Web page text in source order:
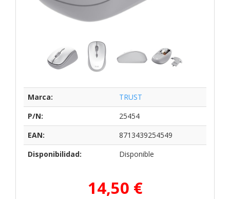
Marca:
TRUST
P/N:
25454
EAN:
8713439254549
Disponibilidad:
Disponible
14,50 €